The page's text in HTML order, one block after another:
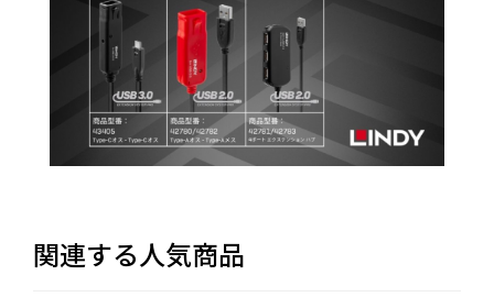
関連する人気商品